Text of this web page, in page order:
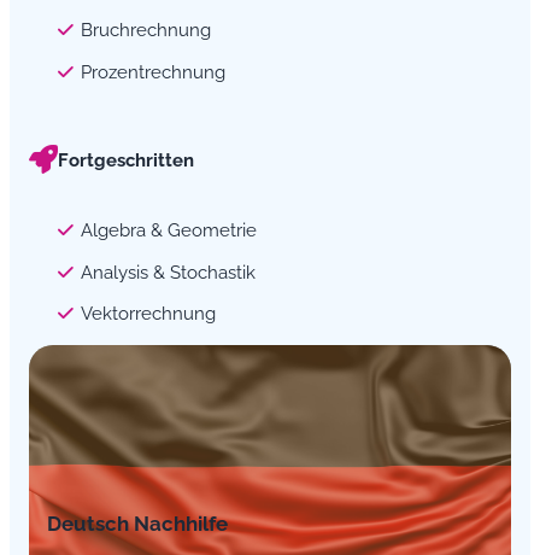
Bruchrechnung
Prozentrechnung
Fortgeschritten
Algebra & Geometrie
Analysis & Stochastik
Vektorrechnung
Deutsch Nachhilfe